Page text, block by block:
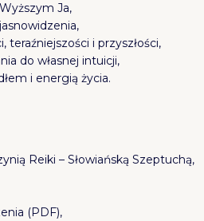
Ja,
teraźniejszości i przyszłości,
do własnej intuicji,
i energią życia.
Reiki – Słowiańską Szeptuchą,
(PDF),